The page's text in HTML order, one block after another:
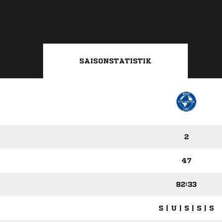
SAISONSTATISTIK
2
47
82:33
S | U | S | S | S